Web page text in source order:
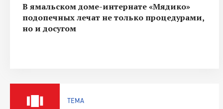
В ямальском доме-интернате «Мядико»
подопечных лечат не только процедурами,
но и досугом
ТЕМА